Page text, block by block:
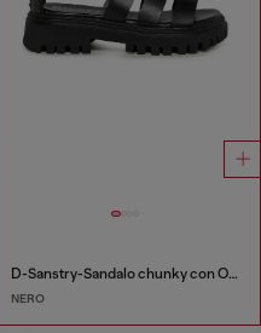
D-Sanstry-Sandalo chunky con Ovald D
NERO